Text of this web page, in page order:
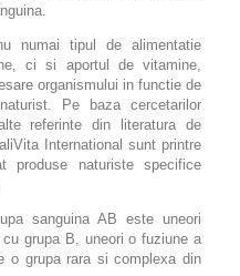
numai tipul de alimentatie
ci si aportul de vitamine,
organismului in functie de
Pe baza cercetarilor
referinte din literatura de
International sunt printre
produse naturiste specifice
sanguina AB este uneori
grupa B, uneori o fuziune a
o grupa rara si complexa din